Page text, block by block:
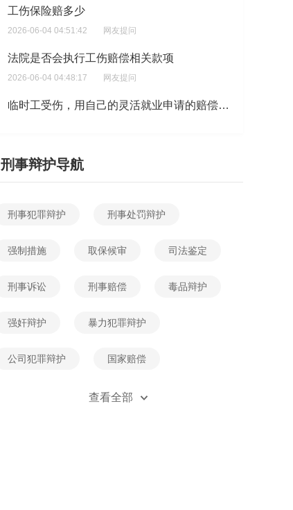
2026-06-04 04:51:42
2026-06-04 04:48:17 网友提问
2026-06-04 04:40:43 网友提问
大连工伤鉴定九级赔偿标准是如何规定的想了解大连工伤鉴定九级赔偿标准是怎样的？
2026-06-04 10:31:59 网友提问
上下班遇事故，工伤和赔偿能否同时获得
刑事辩护导航
刑事犯罪辩护 刑事处罚辩护
强制措施 取保候审 司法鉴定
刑事诉讼 刑事赔偿 毒品辩护
强奸辩护 暴力犯罪辩护
公司犯罪辩护 国家赔偿
死刑辩护
查看全部